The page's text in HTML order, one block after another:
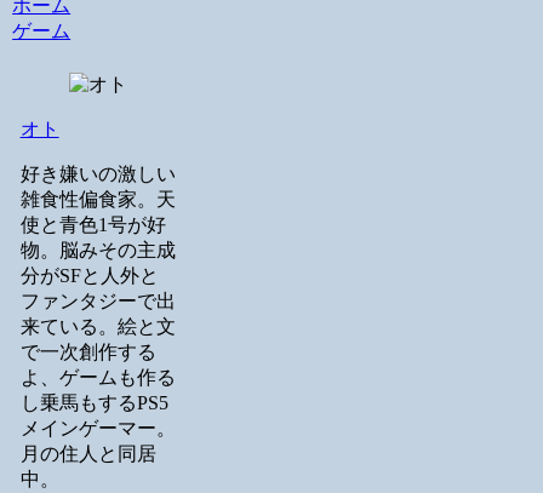
ホーム
ゲーム
オト
好き嫌いの激しい
雑食性偏食家。天
使と青色1号が好
物。脳みその主成
分がSFと人外と
ファンタジーで出
来ている。絵と文
で一次創作する
よ、ゲームも作る
し乗馬もするPS5
メインゲーマー。
月の住人と同居
中。